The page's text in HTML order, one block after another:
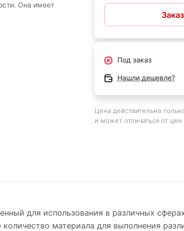
Она имеет
что
RAC134 легко
и не запутывается в
Под заказ
Нашли дешевле?
Цена действительна
и может отличаться от
для использования в различных
материала для выполнения